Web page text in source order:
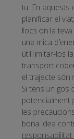
tu. En aquests
planificar el
llocs on la
una mica
útil limitar-los
transport
el trajecte són
Si tens un gos
potencialment
les
bona idea